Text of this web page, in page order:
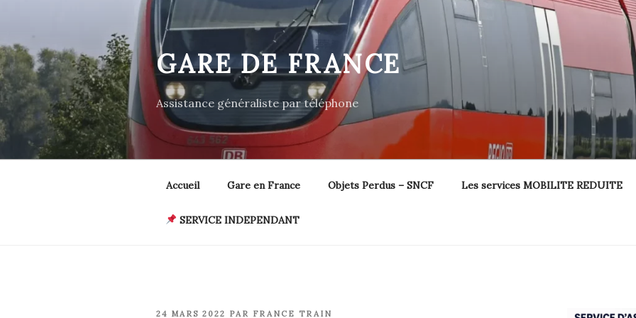
contenu
principal
GARE DE FRANCE
Assistance généraliste par téléphone
Accueil Gare en France Objets Perdus – SNCF Les services MOBILITE REDUITE
SERVICE INDEPENDANT
PUBLIÉ
24 MARS 2022 PAR FRANCE TRAIN